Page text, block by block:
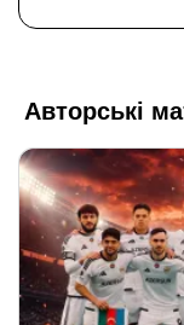
Авторські